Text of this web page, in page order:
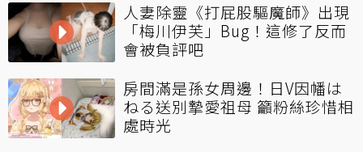
人妻除靈《打屁股驅魔師》出現
「梅川伊芙」Bug！這修了反而
會被負評吧
房間滿是孫女周邊！日V因幡は
ねる送別摯愛祖母 籲粉絲珍惜相
處時光